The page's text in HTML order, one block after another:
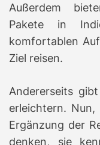
Außerdem
Pakete in
komfortablen
Ziel reisen.
Andererseits
erleichtern. Nun,
Ergänzung der
denken, sie